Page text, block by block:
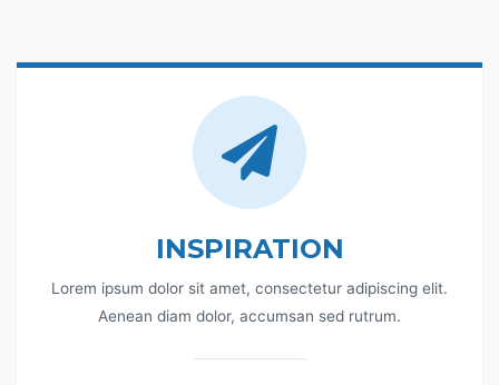
INSPIRATION
Lorem ipsum dolor sit amet, consectetur adipiscing elit.
Aenean diam dolor, accumsan sed rutrum.